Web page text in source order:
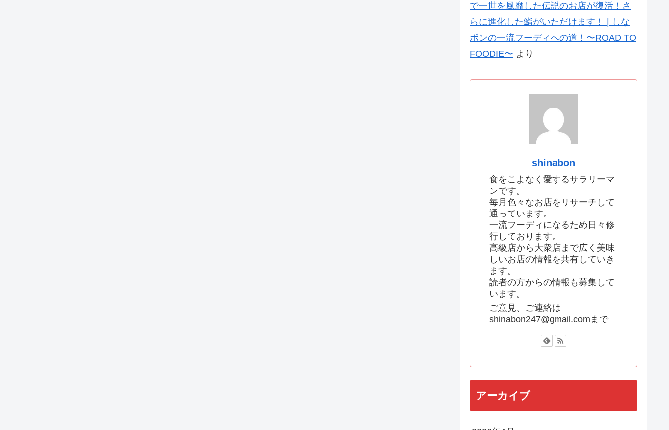
で一世を風靡した伝説のお店が復活！さ
らに進化した鮨がいただけます！ | しな
ボンの一流フーディへの道！〜ROAD TO
FOODIE〜 より
shinabon
食をこよなく愛するサラリーマ
ンです。
毎月色々なお店をリサーチして
通っています。
一流フーディになるため日々修
行しております。
高級店から大衆店まで広く美味
しいお店の情報を共有していき
ます。
読者の方からの情報も募集して
います。
ご意見、ご連絡は
shinabon247@gmail.comまで
アーカイブ